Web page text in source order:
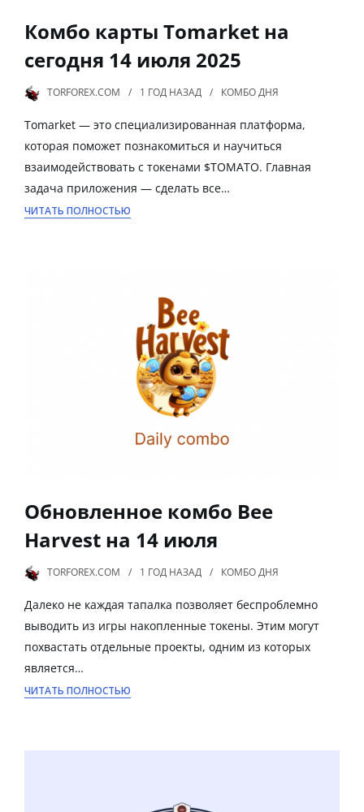
Комбо карты Tomarket на
сегодня 14 июля 2025
TORFOREX.COM 1 ГОД НАЗАД КОМБО ДНЯ
Tomarket — это специализированная платформа,
которая поможет познакомиться и научиться
взаимодействовать с токенами $ТОМАТО. Главная
задача приложения — сделать все…
ЧИТАТЬ ПОЛНОСТЬЮ
Обновленное комбо Bee
Harvest на 14 июля
TORFOREX.COM 1 ГОД НАЗАД КОМБО ДНЯ
Далеко не каждая тапалка позволяет беспроблемно
выводить из игры накопленные токены. Этим могут
похвастать отдельные проекты, одним из которых
является…
ЧИТАТЬ ПОЛНОСТЬЮ